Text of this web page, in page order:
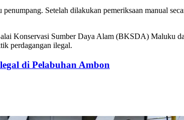
Setelah dilakukan pemeriksaan manual
Konservasi Sumber Daya Alam (BKSDA) Maluku
perdagangan ilegal.
di Pelabuhan Ambon